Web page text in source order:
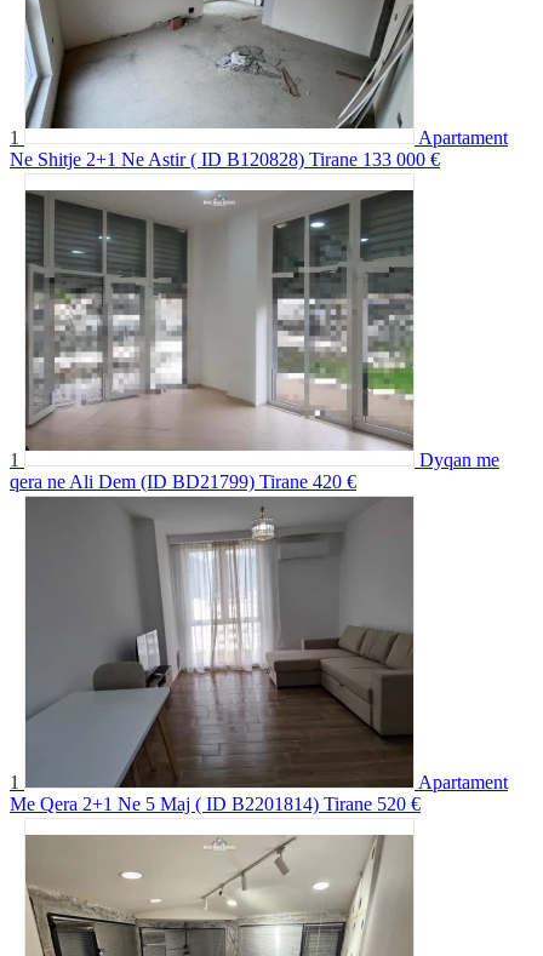
1
Apartament
Ne Shitje 2+1 Ne Astir ( ID B120828) Tirane 133 000 €
1
Dyqan me
qera ne Ali Dem (ID BD21799) Tirane 420 €
1
Apartament
Me Qera 2+1 Ne 5 Maj ( ID B2201814) Tirane 520 €